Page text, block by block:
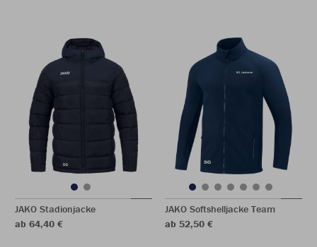
JAKO Stadionjacke
ab 64,40 €
JAKO Softshelljacke Team
ab 52,50 €